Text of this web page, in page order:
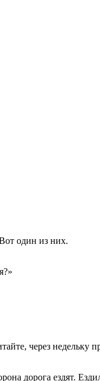
один из них.
через недельку
дорога ездят.